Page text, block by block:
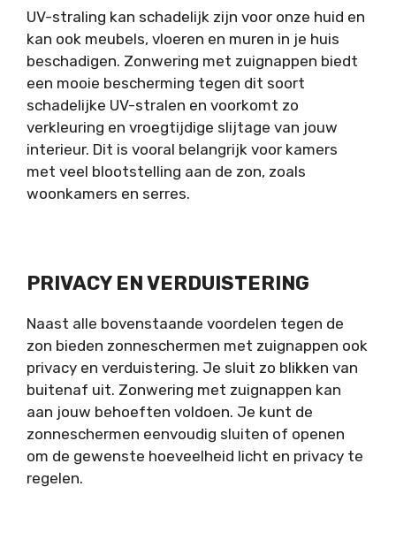
UV-straling kan schadelijk zijn voor onze huid en
kan ook meubels, vloeren en muren in je huis
beschadigen. Zonwering met zuignappen biedt
een mooie bescherming tegen dit soort
schadelijke UV-stralen en voorkomt zo
verkleuring en vroegtijdige slijtage van jouw
interieur. Dit is vooral belangrijk voor kamers
met veel blootstelling aan de zon, zoals
woonkamers en serres.
PRIVACY EN VERDUISTERING
Naast alle bovenstaande voordelen tegen de
zon bieden zonneschermen met zuignappen ook
privacy en verduistering. Je sluit zo blikken van
buitenaf uit. Zonwering met zuignappen kan
aan jouw behoeften voldoen. Je kunt de
zonneschermen eenvoudig sluiten of openen
om de gewenste hoeveelheid licht en privacy te
regelen.